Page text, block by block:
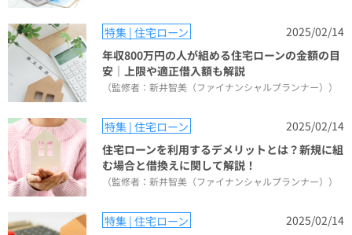
特集 | 住宅ローン
2025/02/14
年収800万円の人が組める住宅ローンの金額の目
安｜上限や適正借入額も解説
（監修者：新井智美（ファイナンシャルプランナー））
特集 | 住宅ローン
2025/02/14
住宅ローンを利用するデメリットとは？新規に組
む場合と借換えに関して解説！
（監修者：新井智美（ファイナンシャルプランナー））
特集 | 住宅ローン
2025/02/14